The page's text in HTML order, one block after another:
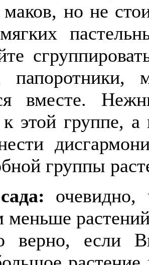
но не
папоротники,
вместе.
этой группе,
группы
очевидно,
меньше
верно, если